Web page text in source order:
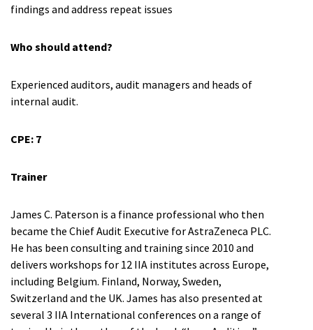
findings and address repeat issues
Who should attend?
Experienced auditors, audit managers and heads of
internal audit.
CPE: 7
Trainer
James C. Paterson is a finance professional who then
became the Chief Audit Executive for AstraZeneca PLC.
He has been consulting and training since 2010 and
delivers workshops for 12 IIA institutes across Europe,
including Belgium. Finland, Norway, Sweden,
Switzerland and the UK. James has also presented at
several 3 IIA International conferences on a range of